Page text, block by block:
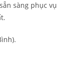
sàng phục vụ